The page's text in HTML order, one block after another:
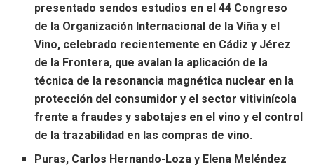
presentado sendos estudios en el 44 Congreso
de la Organización Internacional de la Viña y el
Vino, celebrado recientemente en Cádiz y Jérez
de la Frontera, que avalan la aplicación de la
técnica de la resonancia magnética nuclear en la
protección del consumidor y el sector vitivinícola
frente a fraudes y sabotajes en el vino y el control
de la trazabilidad en las compras de vino.
Puras, Carlos Hernando-Loza y Elena Meléndez